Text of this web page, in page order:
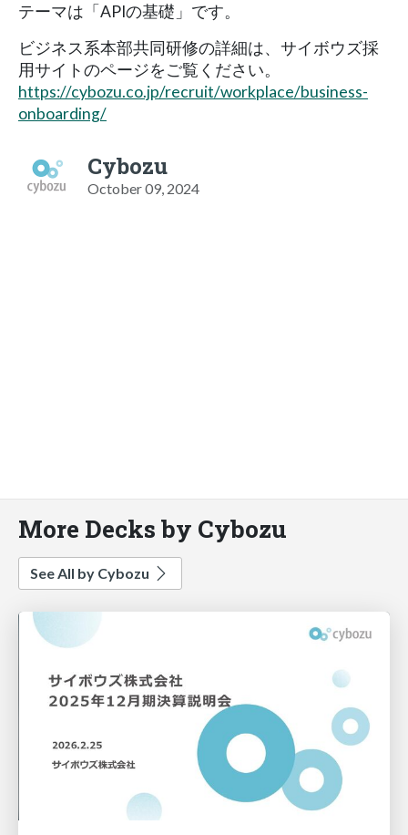
テーマは「APIの基礎」です。
ビジネス系本部共同研修の詳細は、サイボウズ採
用サイトのページをご覧ください。
https://cybozu.co.jp/recruit/workplace/business-
onboarding/
Cybozu
October 09, 2024
More Decks by Cybozu
See All by Cybozu